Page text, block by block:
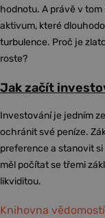
hodnotu. A právě v
aktivum, které
turbulence. Proč je
roste?
Jak začít
Investování je jedním
ochránit své peníze.
preference a stanovit
měl počítat se třemi
likviditou.
Knihovna vědomostí